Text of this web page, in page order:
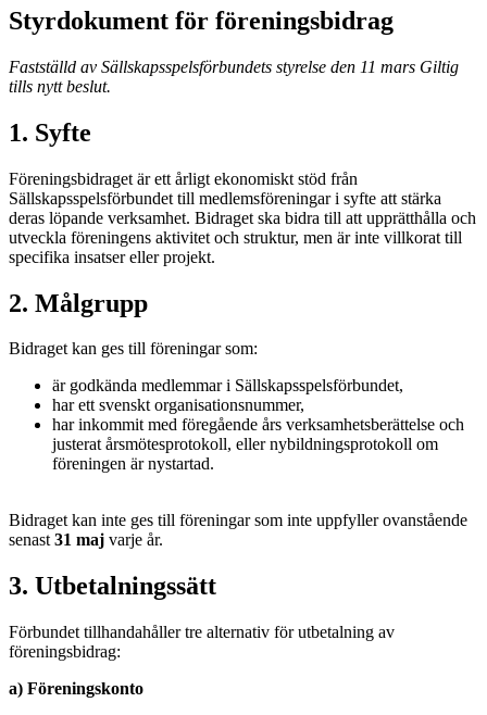
Styrdokument för föreningsbidrag
Fastställd av Sällskapsspelsförbundets styrelse den 11 mars Giltig
tills nytt beslut.
1. Syfte
Föreningsbidraget är ett årligt ekonomiskt stöd från
Sällskapsspelsförbundet till medlemsföreningar i syfte att stärka
deras löpande verksamhet. Bidraget ska bidra till att upprätthålla och
utveckla föreningens aktivitet och struktur, men är inte villkorat till
specifika insatser eller projekt.
2. Målgrupp
Bidraget kan ges till föreningar som:
är godkända medlemmar i Sällskapsspelsförbundet,
har ett svenskt organisationsnummer,
har inkommit med föregående års verksamhetsberättelse och
justerat årsmötesprotokoll, eller nybildningsprotokoll om
föreningen är nystartad.
Bidraget kan inte ges till föreningar som inte uppfyller ovanstående
senast31 maj varje år.
3. Utbetalningssätt
Förbundet tillhandahåller tre alternativ för utbetalning av
föreningsbidrag:
a) Föreningskonto